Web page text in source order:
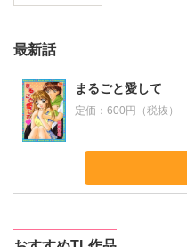
最新話
まるごと愛して
定価：600円（税抜）